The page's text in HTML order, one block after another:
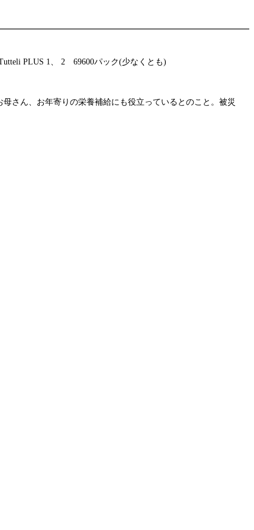
PLUS 1、 2 69600パック(少なくとも)
さん、お年寄りの栄養補給にも役立っているとのこと。被災